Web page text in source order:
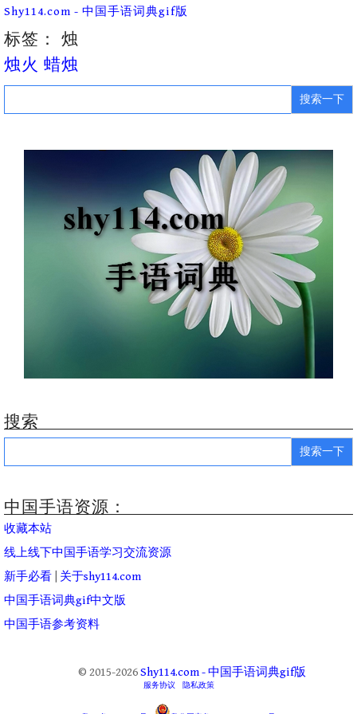
Skip
content
Shy114.com - 中国手语词典gif版
标签： 烛
烛火 蜡烛
Search
搜索
Search
中国手语资源：
收藏本站
线上线下中国手语学习交流资源
新手必看
关于shy114.com
中国手语词典gif中文版
中国手语参考资料
© 2015-2026Shy114.com - 中国手语词典gif版
服务协议 隐私政策